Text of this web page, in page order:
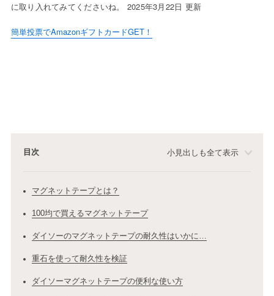
に取り入れてみてくださいね。 2025年3月22日 更新
簡単投票でAmazonギフトカードGET！
目次 小見出しも全て表示
マグネットテープとは？
100均で買えるマグネットテープ
ダイソーのマグネットテープの耐久性はいかに…
重石を使って耐久性を検証
ダイソーマグネットテープの便利な使い方